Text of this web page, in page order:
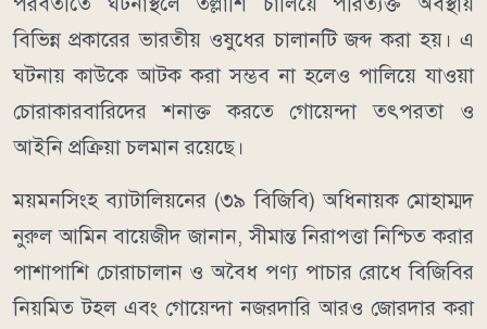
বিভিন্ন প্রকারের ভারতীয় ওষুধের চালানটি জব্দ করা হয়। এ
ঘটনায় কাউকে আটক করা সম্ভব না হলেও পালিয়ে যাওয়া
চোরাকারবারিদের শনাক্ত করতে গোয়েন্দা তৎপরতা ও
আইনি প্রক্রিয়া চলমান রয়েছে।
ময়মনসিংহ ব্যাটালিয়নের (৩৯ বিজিবি) অধিনায়ক মোহাম্মদ
নুরুল আমিন বায়েজীদ জানান, সীমান্ত নিরাপত্তা নিশ্চিত করার
পাশাপাশি চোরাচালান ও অবৈধ পণ্য পাচার রোধে বিজিবির
নিয়মিত টহল এবং গোয়েন্দা নজরদারি আরও জোরদার করা